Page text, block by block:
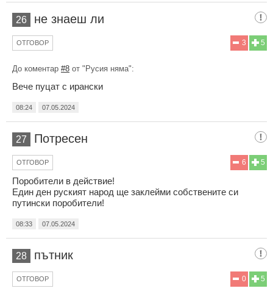
26 не знаеш ли
5
3
ОТГОВОР
До коментар #8 от "Русия няма":
Вече пуцат с ирански
08:24 07.05.2024
27 Потресен
5
6
ОТГОВОР
Поробители в действие!
Един ден руският народ ще заклейми собствените си
путински поробители!
08:33 07.05.2024
28 пътник
5
0
ОТГОВОР